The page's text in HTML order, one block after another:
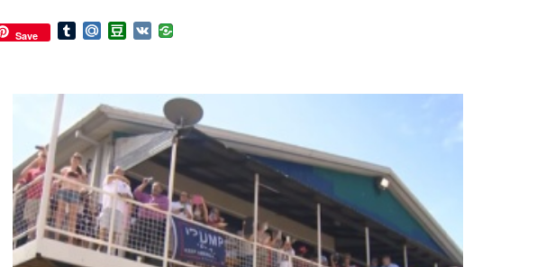
Save TumblrMail.RuDouban
VK